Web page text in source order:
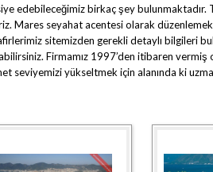
edebileceğimiz birkaç şey
Mares seyahat acentesi olarak
sitemizden gerekli detaylı bilgileri
Firmamız 1997’den itibaren
seviyemizi yükseltmek için alanında ki